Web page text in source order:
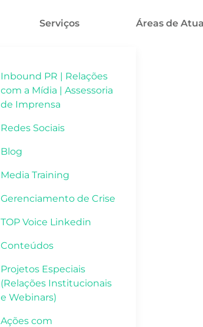
Serviços
Inbound PR | Relações
com a Mídia | Assessoria
de Imprensa
Redes Sociais
Blog
Media Training
Gerenciamento de Crise
TOP Voice Linkedin
Conteúdos
Projetos Especiais
(Relações Institucionais
e Webinars)
Ações com
Áreas de